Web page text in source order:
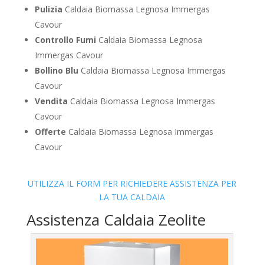
Pulizia Caldaia Biomassa Legnosa Immergas
Cavour
Controllo Fumi Caldaia Biomassa Legnosa
Immergas Cavour
Bollino Blu Caldaia Biomassa Legnosa Immergas
Cavour
Vendita Caldaia Biomassa Legnosa Immergas
Cavour
Offerte Caldaia Biomassa Legnosa Immergas
Cavour
UTILIZZA IL FORM PER RICHIEDERE ASSISTENZA PER
LA TUA CALDAIA
Assistenza Caldaia Zeolite